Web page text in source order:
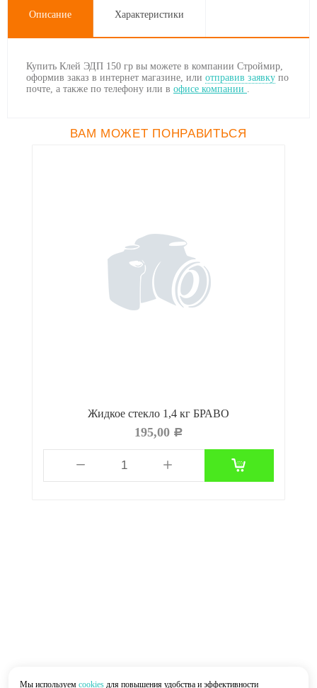
Описание Характеристики
Купить Клей ЭДП 150 гр вы можете в компании Строймир,
оформив заказ в интернет магазине, или отправив заявку по
почте, а также по телефону или в офисе компании .
ВАМ МОЖЕТ ПОНРАВИТЬСЯ
Жидкое стекло 1,4 кг БРАВО
195,00 Р
Мы используем cookies для повышения удобства и эффективности